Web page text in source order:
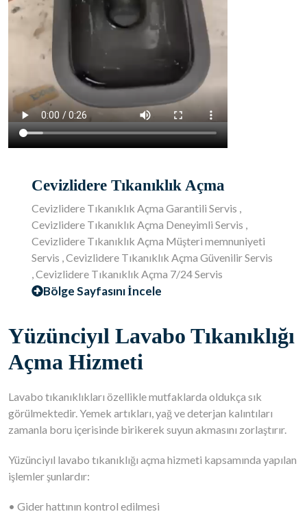
Cevizlidere Tıkanıklık Açma
Cevizlidere Tıkanıklık Açma Garantili Servis ,
Cevizlidere Tıkanıklık Açma Deneyimli Servis ,
Cevizlidere Tıkanıklık Açma Müşteri memnuniyeti
Servis , Cevizlidere Tıkanıklık Açma Güvenilir Servis
, Cevizlidere Tıkanıklık Açma 7/24 Servis
Bölge Sayfasını İncele
Yüzünciyıl Lavabo Tıkanıklığı
Açma Hizmeti
Lavabo tıkanıklıkları özellikle mutfaklarda oldukça sık
görülmektedir. Yemek artıkları, yağ ve deterjan kalıntıları
zamanla boru içerisinde birikerek suyun akmasını zorlaştırır.
Yüzünciyıl lavabo tıkanıklığı açma hizmeti kapsamında yapılan
işlemler şunlardır:
• Gider hattının kontrol edilmesi